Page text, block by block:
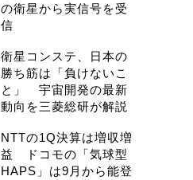
の衛星から実信号を受
信
衛星コンステ、日本の
勝ち筋は「負けないこ
と」 宇宙開発の最新
動向を三菱総研が解説
NTTの1Q決算は増収増
益 ドコモの「気球型
HAPS」は9月から能登